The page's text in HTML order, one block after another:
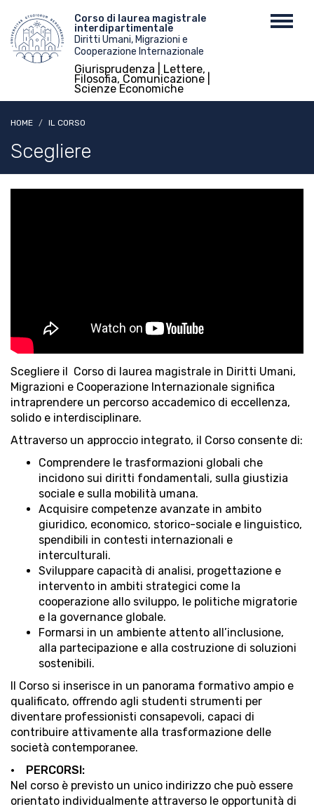
contenuto
principale
Menu
top
Corso di laurea magistrale
interdipartimentale
Diritti Umani, Migrazioni e
Cooperazione Internazionale
Giurisprudenza | Lettere,
Filosofia, Comunicazione |
Scienze Economiche
HOME IL CORSO
Scegliere
Scegliere il Corso di laurea magistrale in Diritti Umani,
Migrazioni e Cooperazione Internazionale significa
intraprendere un percorso accademico di eccellenza,
solido e interdisciplinare.
Attraverso un approccio integrato, il Corso consente di:
Comprendere le trasformazioni globali che
incidono sui diritti fondamentali, sulla giustizia
sociale e sulla mobilità umana.
Acquisire competenze avanzate in ambito
giuridico, economico, storico-sociale e linguistico,
spendibili in contesti internazionali e
interculturali.
Sviluppare capacità di analisi, progettazione e
intervento in ambiti strategici come la
cooperazione allo sviluppo, le politiche migratorie
e la governance globale.
Formarsi in un ambiente attento all’inclusione,
alla partecipazione e alla costruzione di soluzioni
sostenibili.
Il Corso si inserisce in un panorama formativo ampio e
qualificato, offrendo agli studenti strumenti per
diventare professionisti consapevoli, capaci di
contribuire attivamente alla trasformazione delle
società contemporanee.
• PERCORSI:
Nel corso è previsto un unico indirizzo che può essere
orientato individualmente attraverso le opportunità di